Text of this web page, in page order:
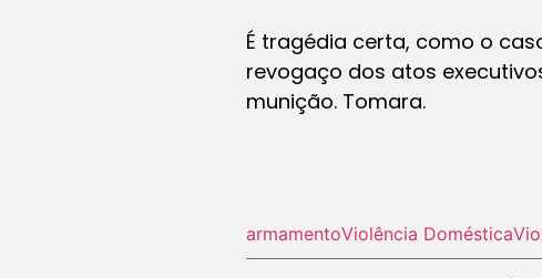
É tragédia certa, como o
revogaço dos atos
munição. Tomara.
armamentoViolência Doméstica